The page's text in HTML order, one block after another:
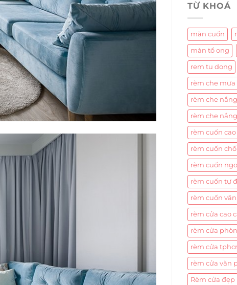
TỪ KHOÁ
màn cuốn
màn tổ ong
rem tu dong
rèm che
rèm che
rèm che
rèm cuốn
rèm cuốn
rèm cuốn
rèm cuốn tự
rèm cuốn
rèm cửa cao
rèm cửa
rèm cửa
rèm cửa văn
Rèm cửa đẹp